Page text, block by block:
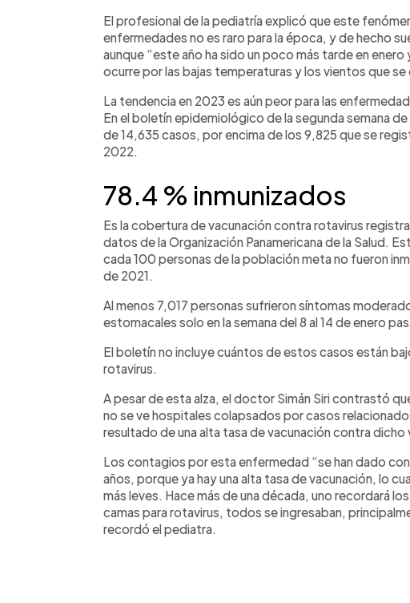
El profesional de la pediatría explicó que este
enfermedades no es raro para la época, y de hecho
aunque “este año ha sido un poco más tarde en
ocurre por las bajas temperaturas y los vientos que se
La tendencia en 2023 es aún peor para las
En el boletín epidemiológico de la segunda semana
de 14,635 casos, por encima de los 9,825 que se
2022.
78.4 % inmunizados
Es la cobertura de vacunación contra rotavirus
datos de la Organización Panamericana de la Salud.
cada 100 personas de la población meta no fueron
de 2021.
Al menos 7,017 personas sufrieron síntomas
estomacales solo en la semana del 8 al 14 de enero
El boletín no incluye cuántos de estos casos están
rotavirus.
A pesar de esta alza, el doctor Simán Siri contrastó
no se ve hospitales colapsados por casos
resultado de una alta tasa de vacunación contra dicho
Los contagios por esta enfermedad “se han dado
años, porque ya hay una alta tasa de vacunación, lo
más leves. Hace más de una década, uno recordará
camas para rotavirus, todos se ingresaban,
recordó el pediatra.